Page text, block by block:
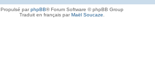
Propulsé parphpBB® Forum Software © phpBB Group
Traduit en français parMaël Soucaze